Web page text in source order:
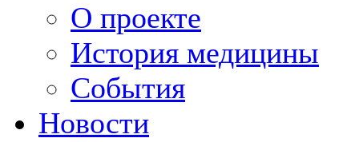
О проекте
История медицины
События
Новости